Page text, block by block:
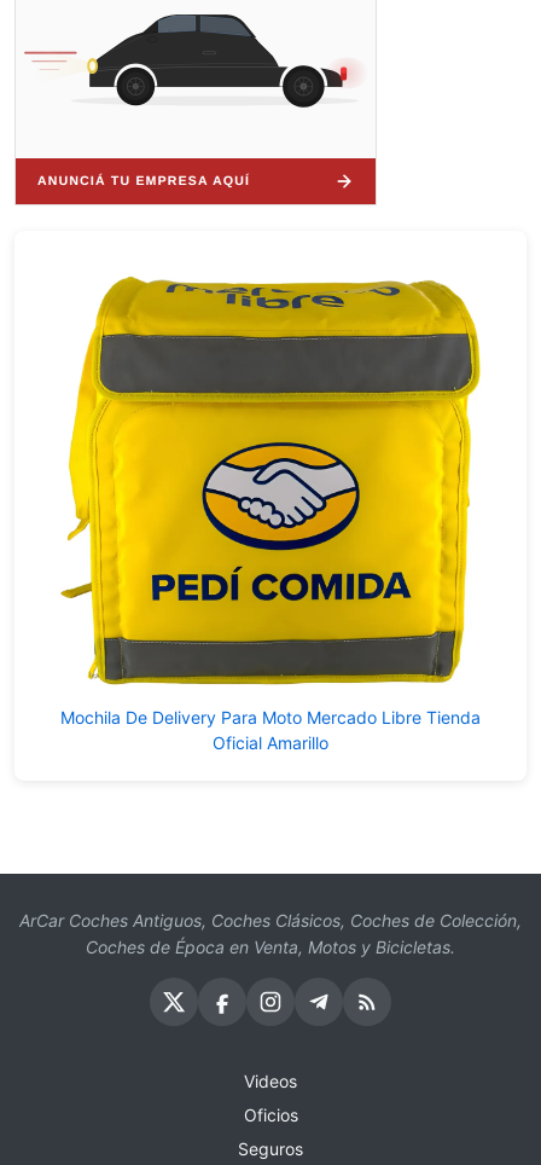
Mochila De Delivery Para Moto Mercado Libre Tienda
Oficial Amarillo
ArCar Coches Antiguos, Coches Clásicos, Coches de Colección,
Coches de Época en Venta, Motos y Bicicletas.
Videos
Oficios
Seguros